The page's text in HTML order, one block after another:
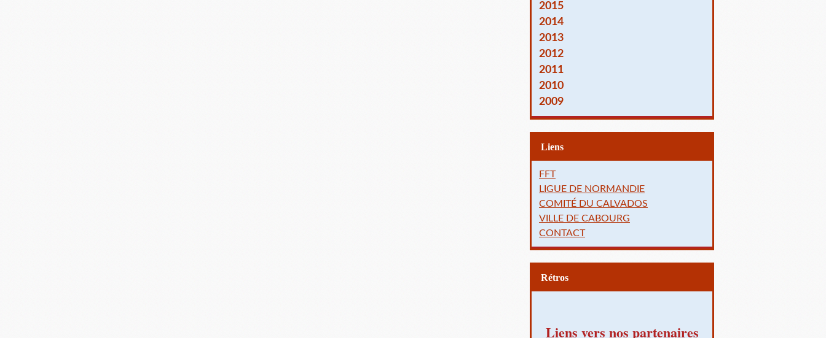
2015
2014
2013
2012
2011
2010
2009
Liens
FFT
LIGUE DE NORMANDIE
COMITÉ DU CALVADOS
VILLE DE CABOURG
CONTACT
Rétros
Liens vers nos partenaires